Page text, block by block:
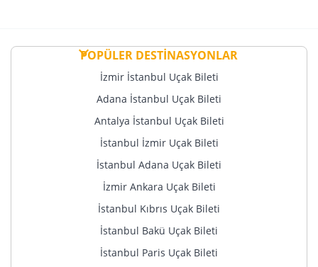
POPÜLER DESTİNASYONLAR
İzmir İstanbul Uçak Bileti
Adana İstanbul Uçak Bileti
Antalya İstanbul Uçak Bileti
İstanbul İzmir Uçak Bileti
İstanbul Adana Uçak Bileti
İzmir Ankara Uçak Bileti
İstanbul Kıbrıs Uçak Bileti
İstanbul Bakü Uçak Bileti
İstanbul Paris Uçak Bileti